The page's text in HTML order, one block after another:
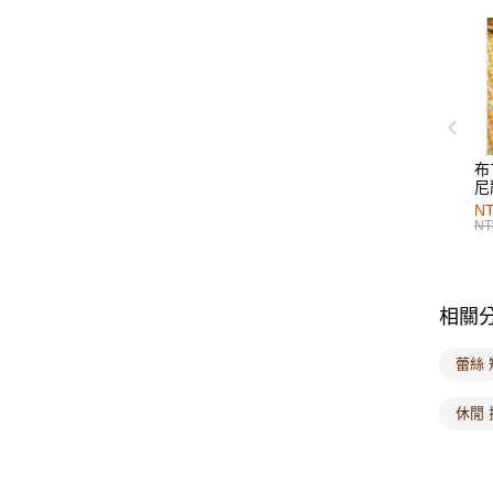
布
相關
蕾絲
休閒